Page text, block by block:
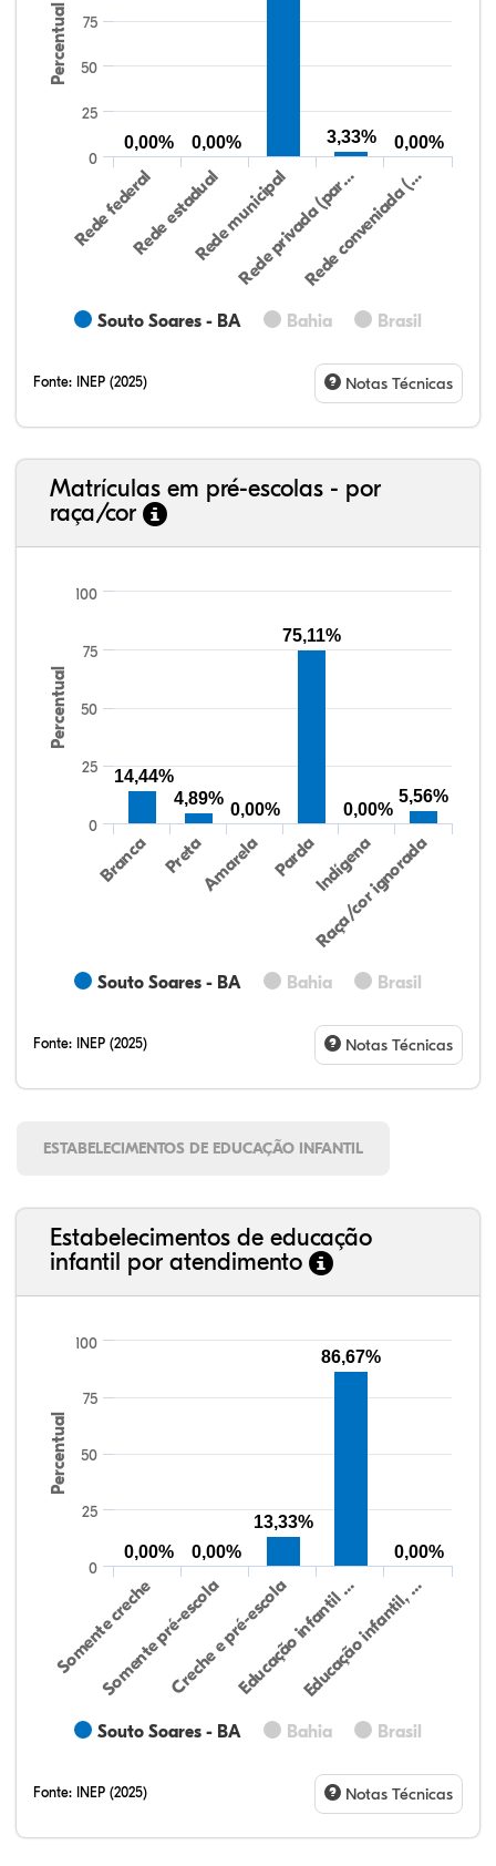
Percentual
Souto Soares - BA Bahia Brasil
Rede federalRede estadualRede municipal
Rede privada (par…Rede conveniada (…
0
25
50
75
0,00% 0,00% 3,33% 0,00%
Fonte: INEP (2025) Notas Técnicas
Matrículas em pré-escolas - por
raça/cor
Percentual
Souto Soares - BA Bahia Brasil
Branca PretaAmarela PardaIndígena
Raça/cor ignorada
0
25
50
75
100
14,44%
4,89%
0,00%
75,11%
0,00%
5,56%
Fonte: INEP (2025) Notas Técnicas
ESTABELECIMENTOS DE EDUCAÇÃO INFANTIL
Estabelecimentos de educação
infantil por atendimento
Percentual
Souto Soares - BA Bahia Brasil
Somente creche
Somente pré-escolaCreche e pré-escolaEducação infantil …
Educação infantil, …
0
100
25
50
75
0,00% 0,00%
13,33%
86,67%
0,00%
Fonte: INEP (2025) Notas Técnicas